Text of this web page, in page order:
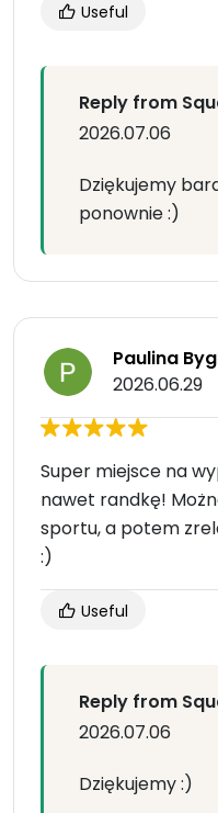
Useful
Reply from
2026.07.06
Dziękujemy
ponownie :)
Paulina
2026.06.29
Super miejsce na
nawet randkę!
sportu, a potem
:)
Useful
Reply from
2026.07.06
Dziękujemy :)